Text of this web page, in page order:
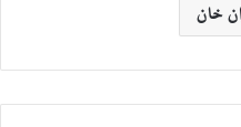
خان